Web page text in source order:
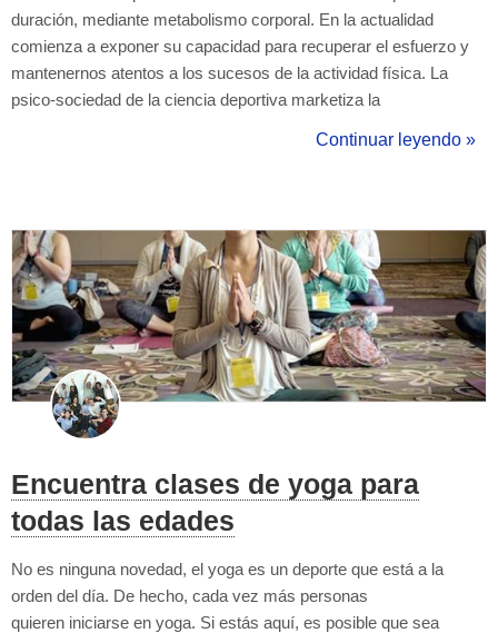
duración, mediante metabolismo corporal. En la actualidad
comienza a exponer su capacidad para recuperar el esfuerzo y
mantenernos atentos a los sucesos de la actividad física. La
psico-sociedad de la ciencia deportiva marketiza la
deportiva. Esta representación se reduce al mercado y el tiempo
Continuar leyendo »
Encuentra clases de yoga para
todas las edades
No es ninguna novedad, el yoga es un deporte que está a la
orden del día. De hecho, cada vez más personas
quieren iniciarse en yoga. Si estás aquí, es posible que sea